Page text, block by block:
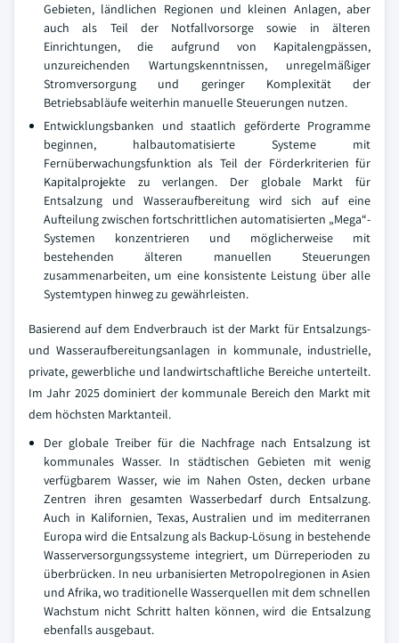
Gebieten, ländlichen Regionen und kleinen Anlagen, aber
auch als Teil der Notfallvorsorge sowie in älteren
Einrichtungen, die aufgrund von Kapitalengpässen,
unzureichenden Wartungskenntnissen, unregelmäßiger
Stromversorgung und geringer Komplexität der
Betriebsabläufe weiterhin manuelle Steuerungen nutzen.
Entwicklungsbanken und staatlich geförderte Programme
beginnen, halbautomatisierte Systeme mit
Fernüberwachungsfunktion als Teil der Förderkriterien für
Kapitalprojekte zu verlangen. Der globale Markt für
Entsalzung und Wasseraufbereitung wird sich auf eine
Aufteilung zwischen fortschrittlichen automatisierten „Mega“-
Systemen konzentrieren und möglicherweise mit
bestehenden älteren manuellen Steuerungen
zusammenarbeiten, um eine konsistente Leistung über alle
Systemtypen hinweg zu gewährleisten.
Basierend auf dem Endverbrauch ist der Markt für Entsalzungs-
und Wasseraufbereitungsanlagen in kommunale, industrielle,
private, gewerbliche und landwirtschaftliche Bereiche unterteilt.
Im Jahr 2025 dominiert der kommunale Bereich den Markt mit
dem höchsten Marktanteil.
Der globale Treiber für die Nachfrage nach Entsalzung ist
kommunales Wasser. In städtischen Gebieten mit wenig
verfügbarem Wasser, wie im Nahen Osten, decken urbane
Zentren ihren gesamten Wasserbedarf durch Entsalzung.
Auch in Kalifornien, Texas, Australien und im mediterranen
Europa wird die Entsalzung als Backup-Lösung in bestehende
Wasserversorgungssysteme integriert, um Dürreperioden zu
überbrücken. In neu urbanisierten Metropolregionen in Asien
und Afrika, wo traditionelle Wasserquellen mit dem schnellen
Wachstum nicht Schritt halten können, wird die Entsalzung
ebenfalls ausgebaut.